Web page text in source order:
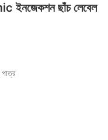
ইনজেকশন ছাঁচ লেবেল